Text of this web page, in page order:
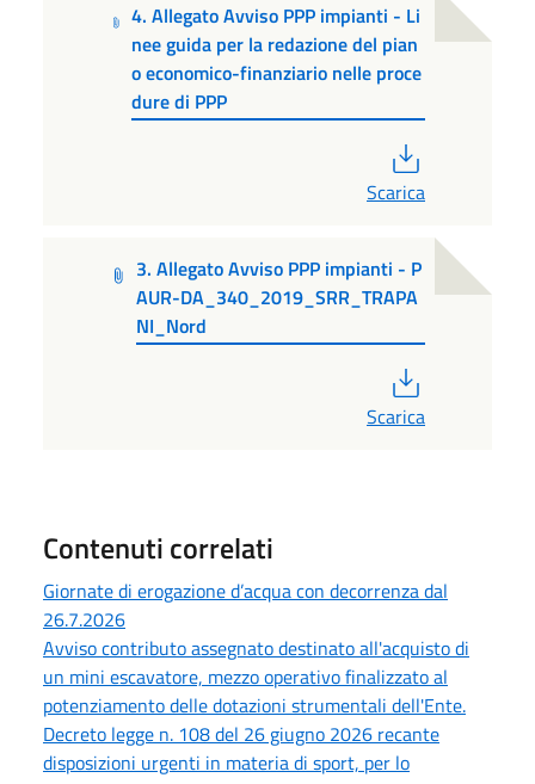
4. Allegato Avviso PPP impianti - Li
nee guida per la redazione del pian
o economico-finanziario nelle proce
dure di PPP
Scarica
3. Allegato Avviso PPP impianti - P
AUR-DA_340_2019_SRR_TRAPA
NI_Nord
Scarica
Contenuti correlati
Giornate di erogazione d’acqua con decorrenza dal
26.7.2026
Avviso contributo assegnato destinato all'acquisto di
un mini escavatore, mezzo operativo finalizzato al
potenziamento delle dotazioni strumentali dell'Ente.
Decreto legge n. 108 del 26 giugno 2026 recante
disposizioni urgenti in materia di sport, per lo